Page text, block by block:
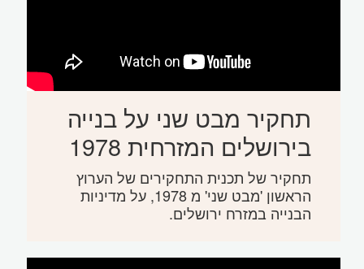
תחקיר מבט שני על בנייה
בירושלים המזרחית 1978
תחקיר של תכנית התחקירים של הערוץ
הראשון 'מבט שני' מ 1978, על מדיניות
הבנייה במזרח ירושלים.